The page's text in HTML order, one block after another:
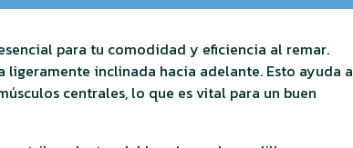
para tu comodidad y eficiencia al remar.
inclinada hacia adelante. Esto ayuda a
centrales, lo que es vital para un buen